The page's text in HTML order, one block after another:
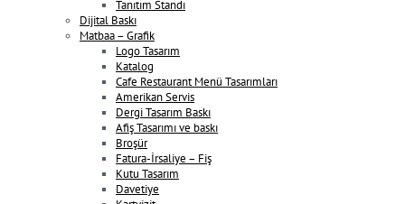
Tanıtım Standı
Dijital Baskı
Matbaa – Grafik
Logo Tasarım
Katalog
Cafe Restaurant Menü Tasarımları
Amerikan Servis
Dergi Tasarım Baskı
Afiş Tasarımı ve baskı
Broşür
Fatura-İrsaliye – Fiş
Kutu Tasarım
Davetiye